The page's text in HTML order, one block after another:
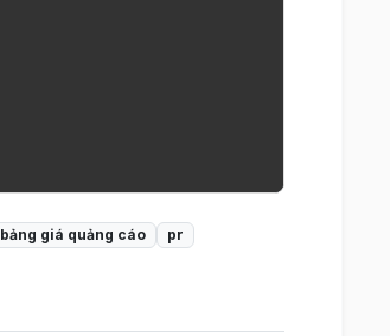
bảng giá quảng cáo
pr